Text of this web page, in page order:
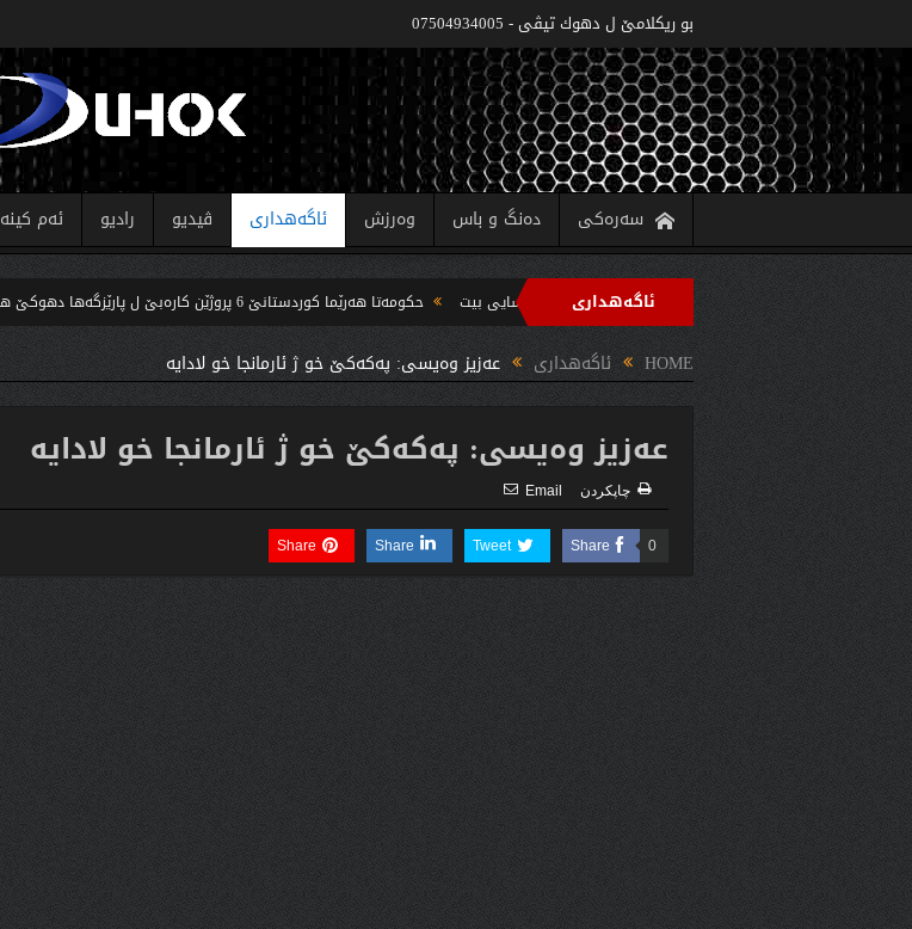
بو ريكلامێ ل دهوك تیڤی - 07504934005
سەرەکی دەنگ و باس وەرزش ئاگەهداری ڤیدیو رادیو ئەم کینە
ئاگەهداری ده‌واما سالا خواندنێ 2022/2021 دێ یا ئاسایى بیت حکومەتا هەرێما کوردستانێ 6 پروژێن کارەبێ ل پارێزگەها دهوکێ هنارتنه‌ قوناغا بجهئینانێ
مه‌سرور بارزانى جڤاتا وه‌زیران كومبوو و چه‌ندین بریار ده‌رئێخستن
HOME ئاگەهداری عه‌زیز وه‌یسى: په‌كه‌كێ خو ژ ئارمانجا خو لادایه‌
عه‌زیز وه‌یسى: په‌كه‌كێ خو ژ ئارمانجا خو لادایه‌
چاپكردن Email
Share 0
Tweet
Share
Share